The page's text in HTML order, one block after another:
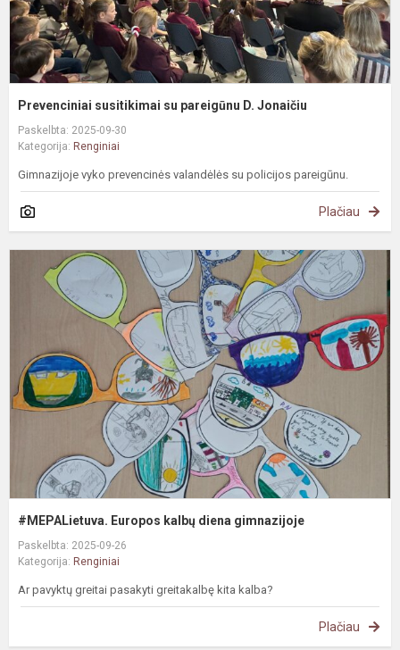
Prevenciniai susitikimai su pareigūnu D. Jonaičiu
Paskelbta: 2025-09-30
Kategorija: Renginiai
Gimnazijoje vyko prevencinės valandėlės su policijos pareigūnu.
Plačiau
#MEPALietuva. Europos kalbų diena gimnazijoje
Paskelbta: 2025-09-26
Kategorija: Renginiai
Ar pavyktų greitai pasakyti greitakalbę kita kalba?
Plačiau